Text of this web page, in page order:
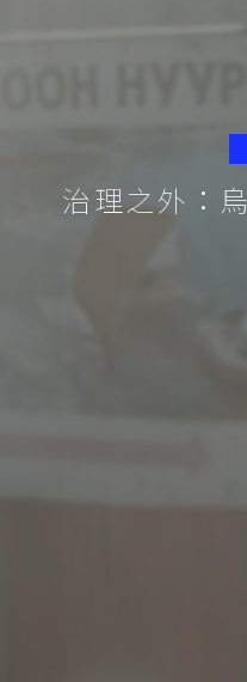
治理之外：